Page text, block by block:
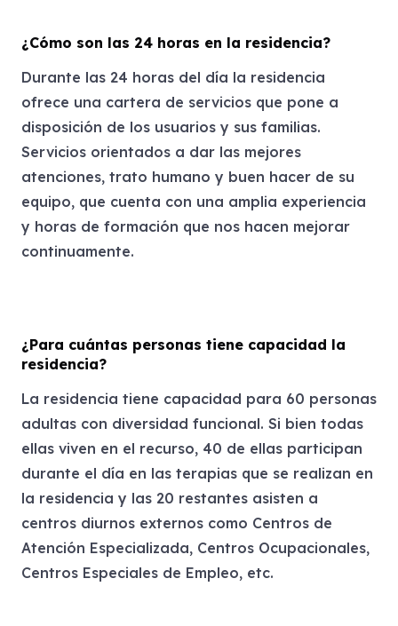
¿Cómo son las 24 horas en la residencia?
Durante las 24 horas del día la residencia
ofrece una cartera de servicios que pone a
disposición de los usuarios y sus familias.
Servicios orientados a dar las mejores
atenciones, trato humano y buen hacer de su
equipo, que cuenta con una amplia experiencia
y horas de formación que nos hacen mejorar
continuamente.
¿Para cuántas personas tiene capacidad la
residencia?
La residencia tiene capacidad para 60 personas
adultas con diversidad funcional. Si bien todas
ellas viven en el recurso, 40 de ellas participan
durante el día en las terapias que se realizan en
la residencia y las 20 restantes asisten a
centros diurnos externos como Centros de
Atención Especializada, Centros Ocupacionales,
Centros Especiales de Empleo, etc.